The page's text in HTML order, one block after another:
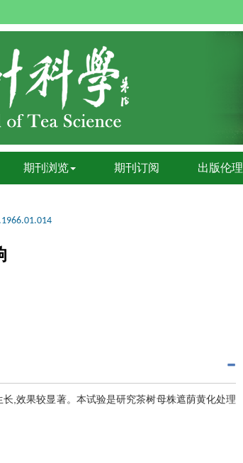
期刊浏览 期刊订阅 出版伦理
,效果较显著。本试验是研究茶树母株遮荫黄化处理